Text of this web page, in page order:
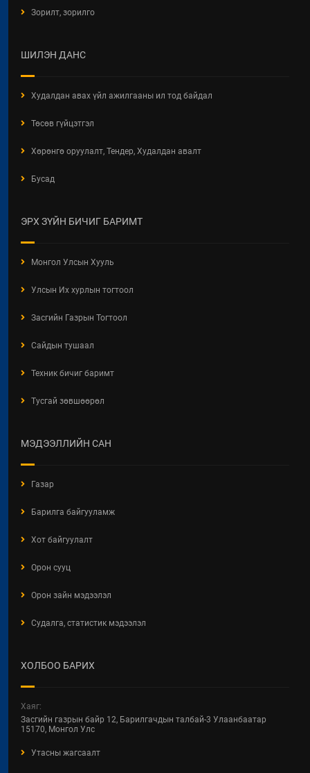
Зорилт, зорилго
ШИЛЭН ДАНС
Худалдан авах үйл ажилгааны ил тод байдал
Төсөв гүйцэтгэл
Хөрөнгө оруулалт, Тендер, Худалдан авалт
Бусад
ЭРХ ЗҮЙН БИЧИГ БАРИМТ
Монгол Улсын Хууль
Улсын Их хурлын тогтоол
Засгийн Газрын Тогтоол
Сайдын тушаал
Техник бичиг баримт
Тусгай зөвшөөрөл
МЭДЭЭЛЛИЙН САН
Газар
Барилга байгууламж
Хот байгуулалт
Орон сууц
Орон зайн мэдээлэл
Судалга, статистик мэдээлэл
ХОЛБОО БАРИХ
Хаяг:
Засгийн газрын байр 12, Барилгачдын талбай-3 Улаанбаатар
15170, Монгол Улс
Утасны жагсаалт